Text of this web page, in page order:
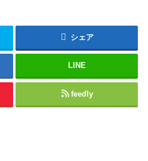
シェア
LINE
feedly